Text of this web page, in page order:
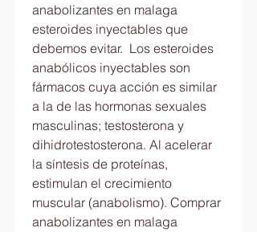
anabolizantes en malaga
esteroides inyectables que
debemos evitar.  Los esteroides
anabólicos inyectables son
fármacos cuya acción es similar
a la de las hormonas sexuales
masculinas; testosterona y
dihidrotestosterona. Al acelerar
la síntesis de proteínas,
estimulan el crecimiento
muscular (anabolismo). Comprar
anabolizantes en malaga